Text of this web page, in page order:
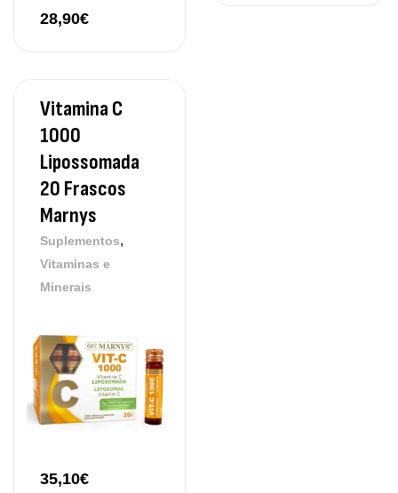
28,90€
Vitamina C
1000
Lipossomada
20 Frascos
Marnys
Suplementos,
Vitaminas e
Minerais
35,10€